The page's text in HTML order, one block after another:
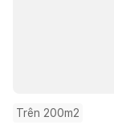
Trên 200m2